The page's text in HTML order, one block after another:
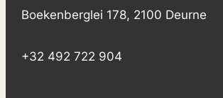
Boekenberglei 178, 2100 Deurne
+32 492 722 904